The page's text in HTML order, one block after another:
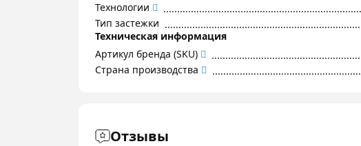
Технологии
Тип застежки
Техническая информация
Артикул бренда (SKU)
Страна производства
Отзывы